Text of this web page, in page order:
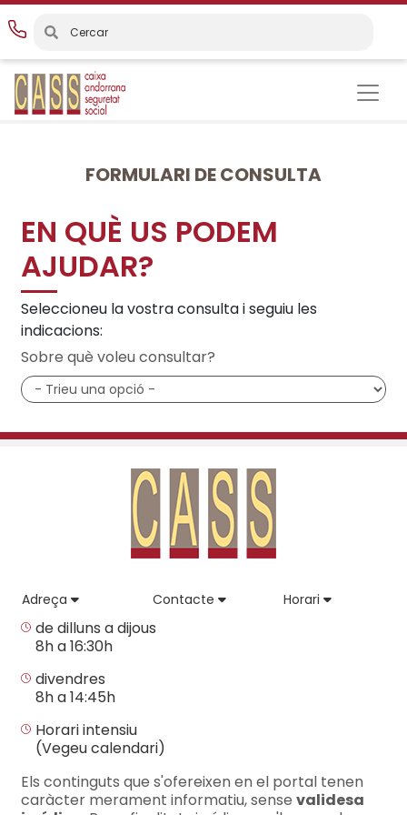
Vés
al
contingut
FORMULARI DE CONSULTA
EN QUÈ US PODEM
AJUDAR?
Seleccioneu la vostra consulta i seguiu les
indicacions:
Sobre què voleu consultar?
Adreça Contacte Horari
de dilluns a dijous
8h a 16:30h
divendres
8h a 14:45h
Horari intensiu
(Vegeu calendari)
Els continguts que s'ofereixen en el portal tenen
caràcter merament informatiu, sense validesa